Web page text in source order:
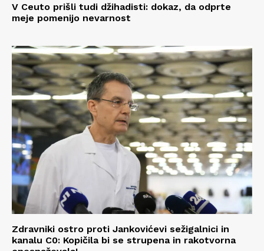
V Ceuto prišli tudi džihadisti: dokaz, da odprte
meje pomenijo nevarnost
Zdravniki ostro proti Jankovićevi sežigalnici in
kanalu C0: Kopičila bi se strupena in rakotvorna